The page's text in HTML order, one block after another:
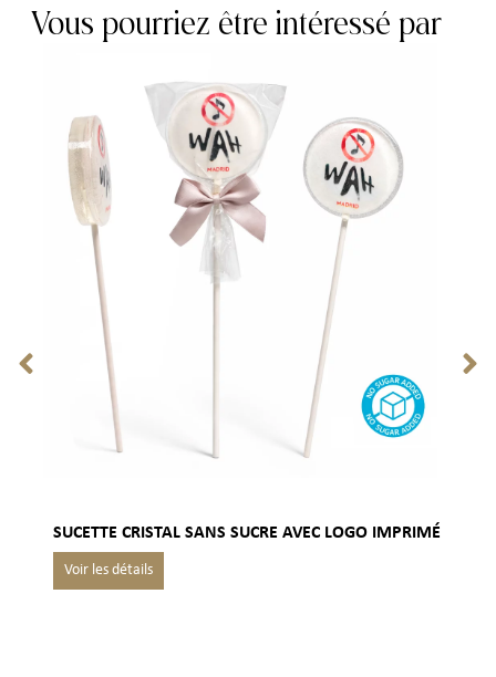
Vous pourriez être intéressé par
SUCETTE CRISTAL SANS SUCRE AVEC LOGO IMPRIMÉ